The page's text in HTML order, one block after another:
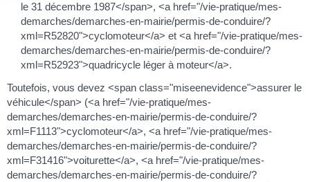
le 31 décembre 1987</span>, <a href="/vie-pratique/mes-
demarches/demarches-en-mairie/permis-de-conduire/?
xml=R52820">cyclomoteur</a> et <a href="/vie-pratique/mes-
demarches/demarches-en-mairie/permis-de-conduire/?
xml=R52923">quadricycle léger à moteur</a>.
Toutefois, vous devez <span class="miseenevidence">assurer le
véhicule</span> (<a href="/vie-pratique/mes-
demarches/demarches-en-mairie/permis-de-conduire/?
xml=F1113">cyclomoteur</a>, <a href="/vie-pratique/mes-
demarches/demarches-en-mairie/permis-de-conduire/?
xml=F31416">voiturette</a>, <a href="/vie-pratique/mes-
demarches/demarches-en-mairie/permis-de-conduire/?